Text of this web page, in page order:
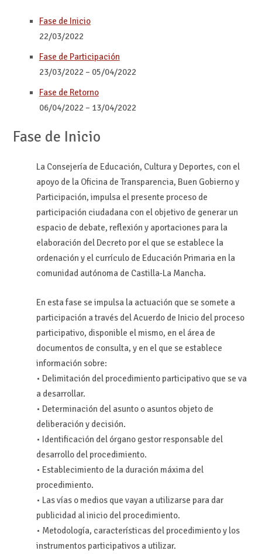
Fase de Inicio
22/03/2022
Fase de Participación
23/03/2022 – 05/04/2022
Fase de Retorno
06/04/2022 – 13/04/2022
Fase de Inicio
La Consejería de Educación, Cultura y Deportes, con el
apoyo de la Oficina de Transparencia, Buen Gobierno y
Participación, impulsa el presente proceso de
participación ciudadana con el objetivo de generar un
espacio de debate, reflexión y aportaciones para la
elaboración del Decreto por el que se establece la
ordenación y el currículo de Educación Primaria en la
comunidad autónoma de Castilla-La Mancha.
En esta fase se impulsa la actuación que se somete a
participación a través del Acuerdo de Inicio del proceso
participativo, disponible el mismo, en el área de
documentos de consulta, y en el que se establece
información sobre:
• Delimitación del procedimiento participativo que se va
a desarrollar.
• Determinación del asunto o asuntos objeto de
deliberación y decisión.
• Identificación del órgano gestor responsable del
desarrollo del procedimiento.
• Establecimiento de la duración máxima del
procedimiento.
• Las vías o medios que vayan a utilizarse para dar
publicidad al inicio del procedimiento.
• Metodología, características del procedimiento y los
instrumentos participativos a utilizar.